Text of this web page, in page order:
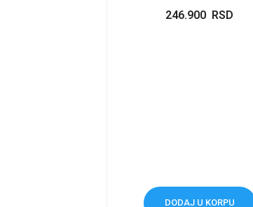
246.900 RSD
DODAJ U KORPU